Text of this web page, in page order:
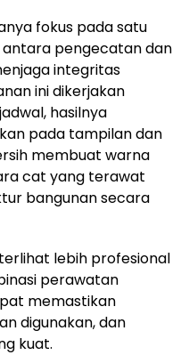
fokus pada satu
pengecatan dan
integritas
ini dikerjakan
hasilnya
pada tampilan dan
membuat warna
cat yang terawat
bangunan secara
lebih profesional
perawatan
memastikan
digunakan, dan
kuat.